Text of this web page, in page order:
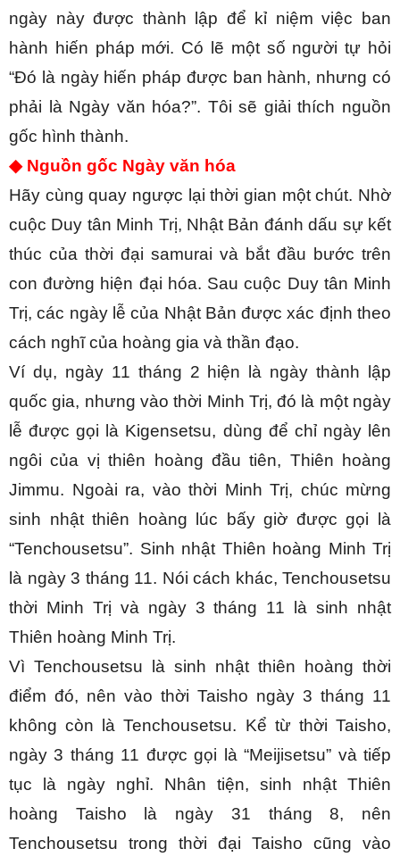
ngày này được thành lập để kỉ niệm việc ban
hành hiến pháp mới. Có lẽ một số người tự hỏi
“Đó là ngày hiến pháp được ban hành, nhưng có
phải là Ngày văn hóa?”. Tôi sẽ giải thích nguồn
gốc hình thành.
◆ Nguồn gốc Ngày văn hóa
Hãy cùng quay ngược lại thời gian một chút. Nhờ
cuộc Duy tân Minh Trị, Nhật Bản đánh dấu sự kết
thúc của thời đại samurai và bắt đầu bước trên
con đường hiện đại hóa. Sau cuộc Duy tân Minh
Trị, các ngày lễ của Nhật Bản được xác định theo
cách nghĩ của hoàng gia và thần đạo.
Ví dụ, ngày 11 tháng 2 hiện là ngày thành lập
quốc gia, nhưng vào thời Minh Trị, đó là một ngày
lễ được gọi là Kigensetsu, dùng để chỉ ngày lên
ngôi của vị thiên hoàng đầu tiên, Thiên hoàng
Jimmu. Ngoài ra, vào thời Minh Trị, chúc mừng
sinh nhật thiên hoàng lúc bấy giờ được gọi là
“Tenchousetsu”. Sinh nhật Thiên hoàng Minh Trị
là ngày 3 tháng 11. Nói cách khác, Tenchousetsu
thời Minh Trị và ngày 3 tháng 11 là sinh nhật
Thiên hoàng Minh Trị.
Vì Tenchousetsu là sinh nhật thiên hoàng thời
điểm đó, nên vào thời Taisho ngày 3 tháng 11
không còn là Tenchousetsu. Kể từ thời Taisho,
ngày 3 tháng 11 được gọi là “Meijisetsu” và tiếp
tục là ngày nghỉ. Nhân tiện, sinh nhật Thiên
hoàng Taisho là ngày 31 tháng 8, nên
Tenchousetsu trong thời đại Taisho cũng vào